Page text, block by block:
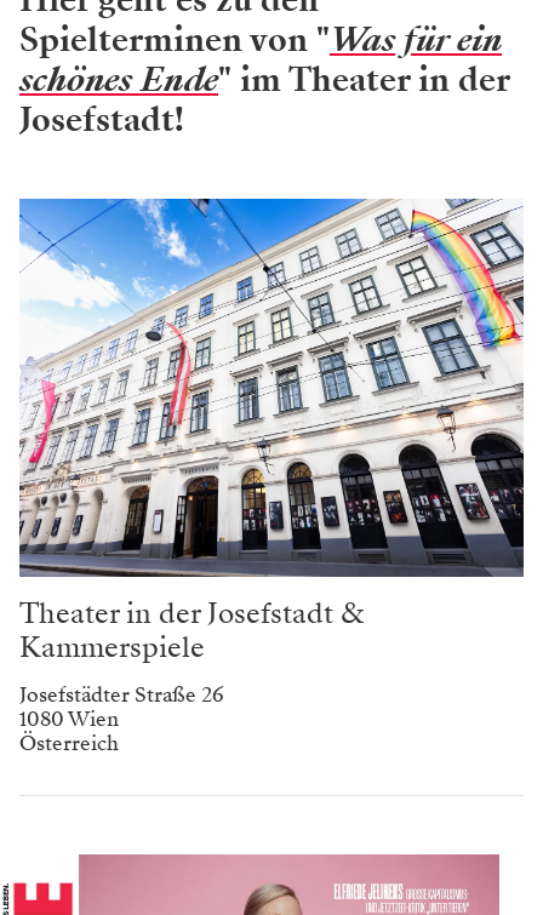
Spielterminen von "Was für ein
schönes Ende" im Theater in der
Josefstadt!
Theater in der Josefstadt &
Kammerspiele
Josefstädter Straße 26
1080 Wien
Österreich